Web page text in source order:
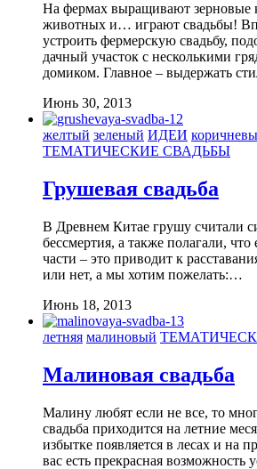
На фермах выращивают зерновые
животных и… играют свадьбы!
устроить фермерскую свадьбу,
дачный участок с несколькими
домиком. Главное – выдержать
Июнь 30, 2013
желтый зеленый ИДЕИ
ТЕМАТИЧЕСКИЕ СВАДЬБЫ
Грушевая свадьба
В Древнем Китае грушу считали
бессмертия, а также полагали, что
части – это приводит к
или нет, а мы хотим пожелать:…
Июнь 18, 2013
летняя малиновый
Малиновая свадьба
Малину любят если не все, то
свадьба приходится на летние
избытке появляется в лесах и на
вас есть прекрасная возможность